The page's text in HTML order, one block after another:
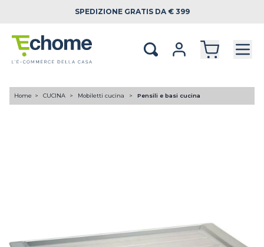
SPEDIZIONE GRATIS DA € 399
Home CUCINA Mobiletti cucina Pensili e basi cucina